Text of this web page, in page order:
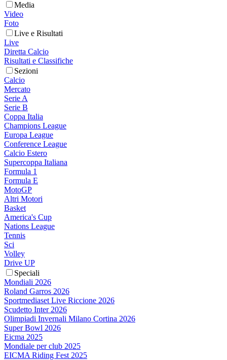
Media
Video
Foto
Live e Risultati
Live
Diretta Calcio
Risultati e Classifiche
Sezioni
Calcio
Mercato
Serie A
Serie B
Coppa Italia
Champions League
Europa League
Conference League
Calcio Estero
Supercoppa Italiana
Formula 1
Formula E
MotoGP
Altri Motori
Basket
America's Cup
Nations League
Tennis
Sci
Volley
Drive UP
Speciali
Mondiali 2026
Roland Garros 2026
Sportmediaset Live Riccione 2026
Scudetto Inter 2026
Olimpiadi Invernali Milano Cortina 2026
Super Bowl 2026
Eicma 2025
Mondiale per club 2025
EICMA Riding Fest 2025